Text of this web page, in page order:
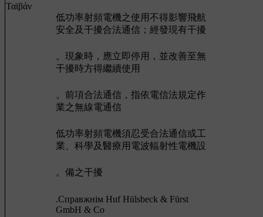
Ταϊβάν
低功率射頻電機之使用不得影響飛航
安全及干擾合法通信；經發現有干擾
。現象時，應立即停用，並改善至無
干擾時方得繼續使用
。前項合法通信，指依電信法規定作
業之無線電通信
低功率射頻電機須忍受合法通信或工
業、科學及醫療用電波輻射性電機設
。備之干擾
.Cправжнім Huf Hülsbeck & Fürst
GmbH & Co